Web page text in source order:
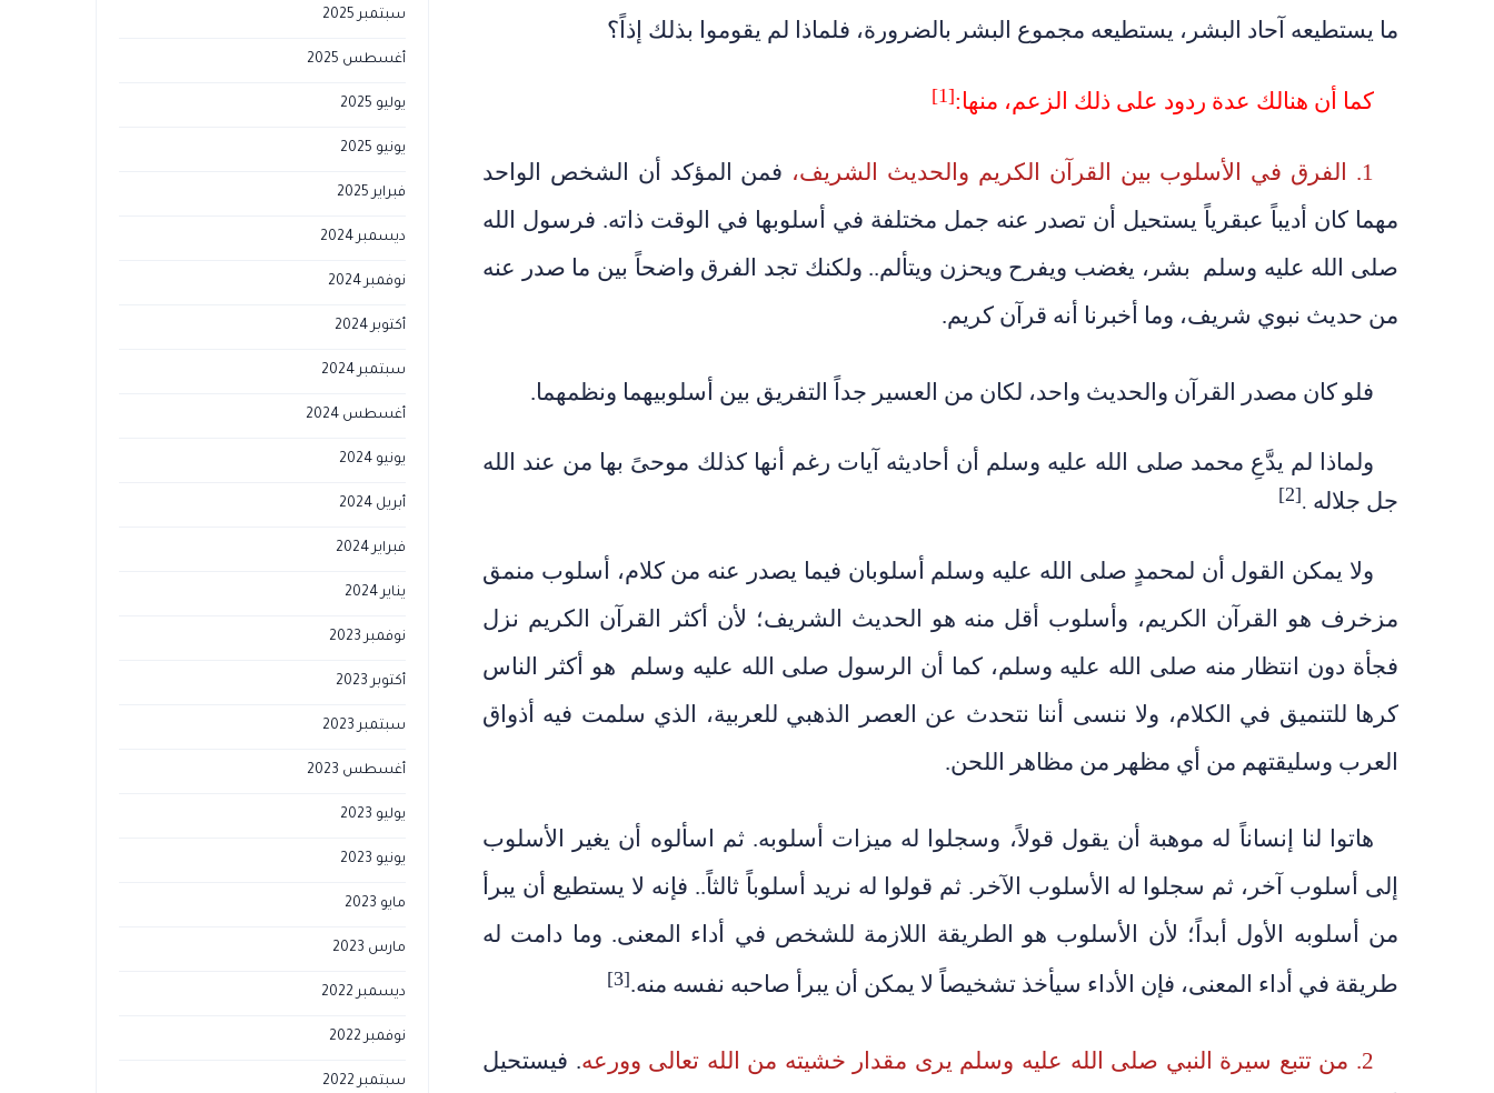
ما يستطيعه آحاد البشر، يستطيعه مجموع البشر بالضرورة، فلماذا لم يقوموا بذلك إذاً؟
كما أن هنالك عدة ردود على ذلك الزعم، منها:[1]
1. الفرق في الأسلوب بين القرآن الكريم والحديث الشريف،
فمن المؤكد أن الشخص الواحد
مهما كان أديباً عبقرياً يستحيل أن تصدر عنه جمل مختلفة في أسلوبها في الوقت ذاته. فرسول الله
صلى الله عليه وسلم بشر، يغضب ويفرح ويحزن ويتألم.. ولكنك تجد الفرق واضحاً بين ما صدر عنه
من حديث نبوي شريف، وما أخبرنا أنه قرآن كريم.
فلو كان مصدر القرآن والحديث واحد، لكان من العسير جداً التفريق بين أسلوبيهما ونظمهما.
ولماذا لم يدَّعِ محمد صلى الله عليه وسلم أن أحاديثه آيات رغم أنها كذلك موحىً بها من عند الله
جل جلاله .
[2]
ولا يمكن القول أن لمحمدٍ صلى الله عليه وسلم أسلوبان فيما يصدر عنه من كلام، أسلوب منمق
مزخرف هو القرآن الكريم، وأسلوب أقل منه هو الحديث الشريف؛ لأن أكثر القرآن الكريم نزل
فجأة دون انتظار منه صلى الله عليه وسلم، كما أن الرسول صلى الله عليه وسلم هو أكثر الناس
كرها للتنميق في الكلام، ولا ننسى أننا نتحدث عن العصر الذهبي للعربية، الذي سلمت فيه أذواق
العرب وسليقتهم من أي مظهر من مظاهر اللحن.
هاتوا لنا إنساناً له موهبة أن يقول قولاً، وسجلوا له ميزات أسلوبه. ثم اسألوه أن يغير الأسلوب
إلى أسلوب آخر، ثم سجلوا له الأسلوب الآخر. ثم قولوا له نريد أسلوباً ثالثاً.. فإنه لا يستطيع أن يبرأ
من أسلوبه الأول أبداً؛ لأن الأسلوب هو الطريقة اللازمة للشخص في أداء المعنى. وما دامت له
طريقة في أداء المعنى، فإن الأداء سيأخذ تشخيصاً لا يمكن أن يبرأ صاحبه نفسه منه.[3]
2. من تتبع سيرة النبي صلى الله عليه وسلم يرى مقدار خشيته من الله تعالى وورعه
. فيستحيل
سبتمبر 2025
أغسطس 2025
يوليو 2025
يونيو 2025
فبراير 2025
ديسمبر 2024
نوفمبر 2024
أكتوبر 2024
سبتمبر 2024
أغسطس 2024
يونيو 2024
أبريل 2024
فبراير 2024
يناير 2024
نوفمبر 2023
أكتوبر 2023
سبتمبر 2023
أغسطس 2023
يوليو 2023
يونيو 2023
مايو 2023
مارس 2023
ديسمبر 2022
نوفمبر 2022
سبتمبر 2022